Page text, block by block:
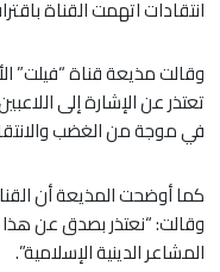
انتقادات اتهمت القناة
وقالت مذيعة قناة “فيلت”
تعتذر عن الإشارة إلى
في موجة من الغضب
كما أوضحت المذيعة أن
وقالت: “نعتذر بصدق عن هذا
المشاعر الدينية الإسلامية”.